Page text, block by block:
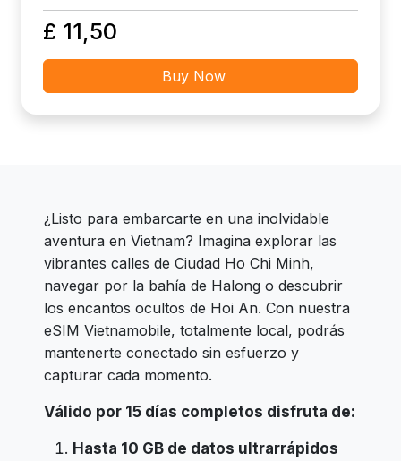
£ 11,50
Buy Now
¿Listo para embarcarte en una inolvidable
aventura en Vietnam? Imagina explorar las
vibrantes calles de Ciudad Ho Chi Minh,
navegar por la bahía de Halong o descubrir
los encantos ocultos de Hoi An. Con nuestra
eSIM Vietnamobile, totalmente local, podrás
mantenerte conectado sin esfuerzo y
capturar cada momento.
Válido por 15 días completos disfruta de:
Hasta 10 GB de datos ultrarrápidos